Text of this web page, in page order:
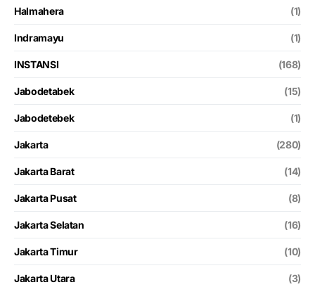
Halmahera (1)
Indramayu (1)
INSTANSI (168)
Jabodetabek (15)
Jabodetebek (1)
Jakarta (280)
Jakarta Barat (14)
Jakarta Pusat (8)
Jakarta Selatan (16)
Jakarta Timur (10)
Jakarta Utara (3)